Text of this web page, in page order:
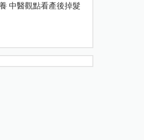
中醫觀點看產後掉髮